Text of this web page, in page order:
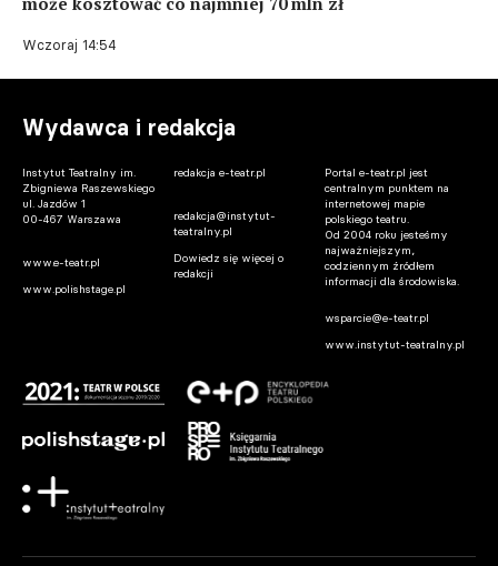
Wczoraj 14:54
Wydawca i redakcja
Instytut Teatralny im.
Zbigniewa Raszewskiego
ul. Jazdów 1
00-467 Warszawa
www.e-teatr.pl
www.polishstage.pl
redakcja e-teatr.pl
redakcja@instytut-
teatralny.pl
Dowiedz się więcej o
redakcji
Portal e-teatr.pl jest
centralnym punktem na
internetowej mapie
polskiego teatru.
Od 2004 roku jesteśmy
najważniejszym,
codziennym źródłem
informacji dla środowiska.
wsparcie@e-teatr.pl
www.instytut-teatralny.pl